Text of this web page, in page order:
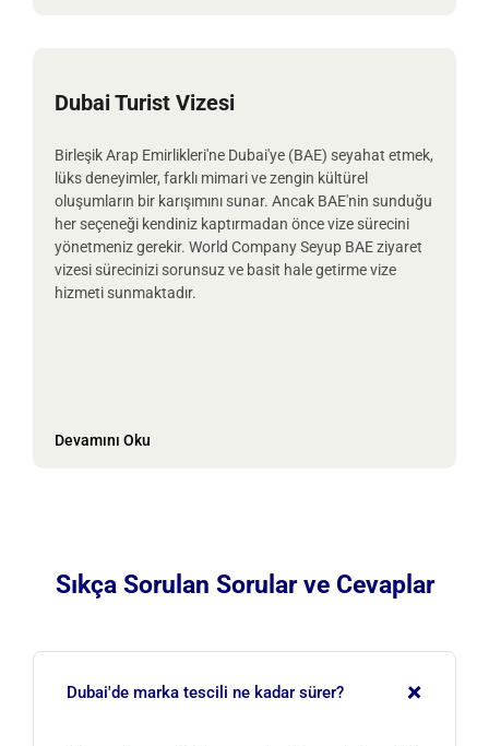
Dubai Turist Vizesi
Birleşik Arap Emirlikleri'ne Dubai'ye (BAE) seyahat etmek,
lüks deneyimler, farklı mimari ve zengin kültürel
oluşumların bir karışımını sunar. Ancak BAE'nin sunduğu
her seçeneği kendiniz kaptırmadan önce vize sürecini
yönetmeniz gerekir. World Company Seyup BAE ziyaret
vizesi sürecinizi sorunsuz ve basit hale getirme vize
hizmeti sunmaktadır.
Devamını Oku
Sıkça Sorulan Sorular ve Cevaplar
Dubai'de marka tescili ne kadar sürer? +